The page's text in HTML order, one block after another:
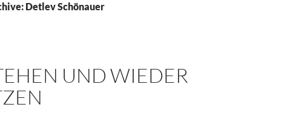
Detlev Schönauer
UND WIEDER